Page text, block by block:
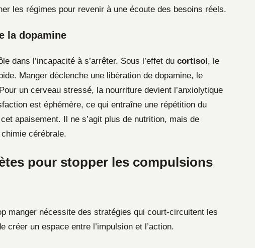
les régimes pour revenir à une écoute des besoins réels.
la dopamine
dans l’incapacité à s’arrêter. Sous l’effet du cortisol, le
Manger déclenche une libération de dopamine, le
un cerveau stressé, la nourriture devient l’anxiolytique
est éphémère, ce qui entraîne une répétition du
apaisement. Il ne s’agit plus de nutrition, mais de
cérébrale.
pour stopper les compulsions
manger nécessite des stratégies qui court-circuitent les
créer un espace entre l’impulsion et l’action.